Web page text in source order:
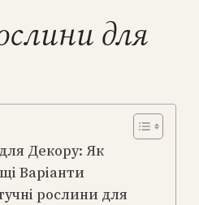
для
Декору: Як
Варіанти
рослини для